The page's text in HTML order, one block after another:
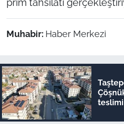
Muhabir: Haber Merkezi
teslimi